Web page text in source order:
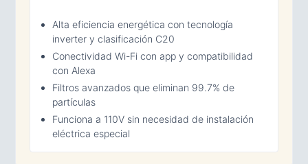
Alta eficiencia energética con tecnología
inverter y clasificación C20
Conectividad Wi-Fi con app y compatibilidad
con Alexa
Filtros avanzados que eliminan 99.7% de
partículas
Funciona a 110V sin necesidad de instalación
eléctrica especial